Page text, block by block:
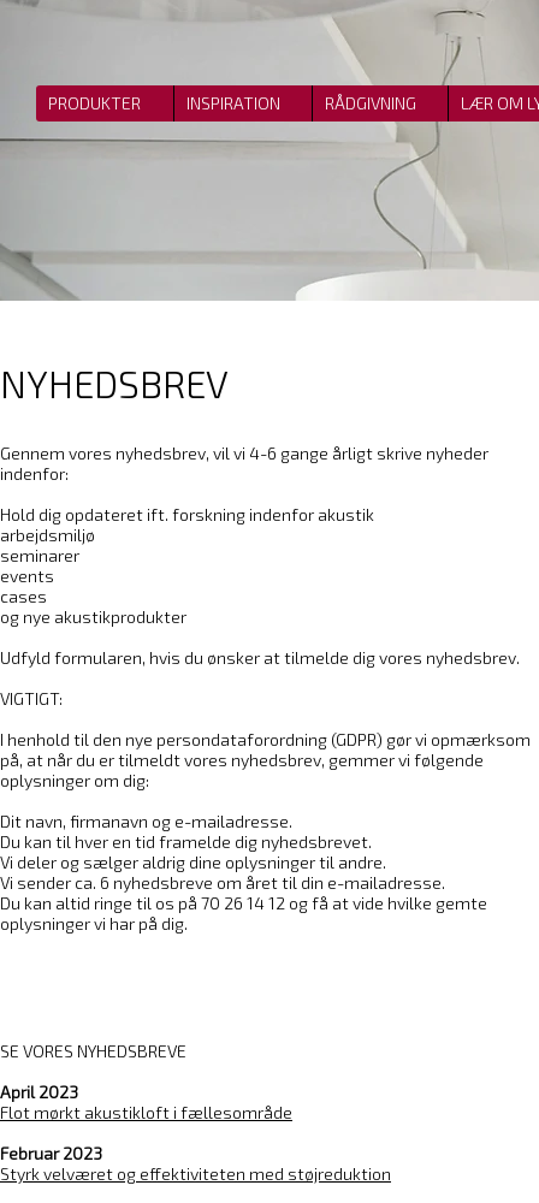
NYHEDSBREV
Gennem vores nyhedsbrev, vil vi 4-6 gange årligt skrive nyheder
indenfor:
Hold dig opdateret ift. forskning indenfor akustik
arbejdsmiljø
seminarer
events
cases
og nye akustikprodukter
Udfyld formularen, hvis du ønsker at tilmelde dig vores nyhedsbrev.
VIGTIGT:
I henhold til den nye persondataforordning (GDPR) gør vi opmærksom
på, at når du er tilmeldt vores nyhedsbrev, gemmer vi følgende
oplysninger om dig:
Dit navn, firmanavn og e-mailadresse.
Du kan til hver en tid framelde dig nyhedsbrevet.
Vi deler og sælger aldrig dine oplysninger til andre.
Vi sender ca. 6 nyhedsbreve om året til din e-mailadresse.
Du kan altid ringe til os på 70 26 14 12 og få at vide hvilke gemte
oplysninger vi har på dig.
SE VORES NYHEDSBREVE
April 2023
Flot mørkt akustikloft i fællesområde
Februar 2023
Styrk velværet og effektiviteten med støjreduktion
PRODUKTER INSPIRATION RÅDGIVNING LÆR OM